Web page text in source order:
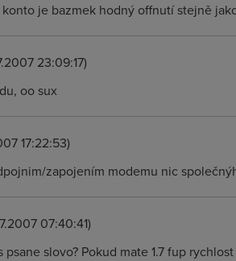
je bazmek hodný offnutí stejně
23:09:17)
oo sux
17:22:53)
zapojením modemu nic
07:40:41)
psane slovo? Pokud mate 1.7 fup